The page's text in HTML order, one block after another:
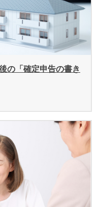
の「確定申告の書き